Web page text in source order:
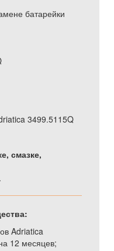
батарейки
3499.5115Q
смазке,
Adriatica
12 месяцев;